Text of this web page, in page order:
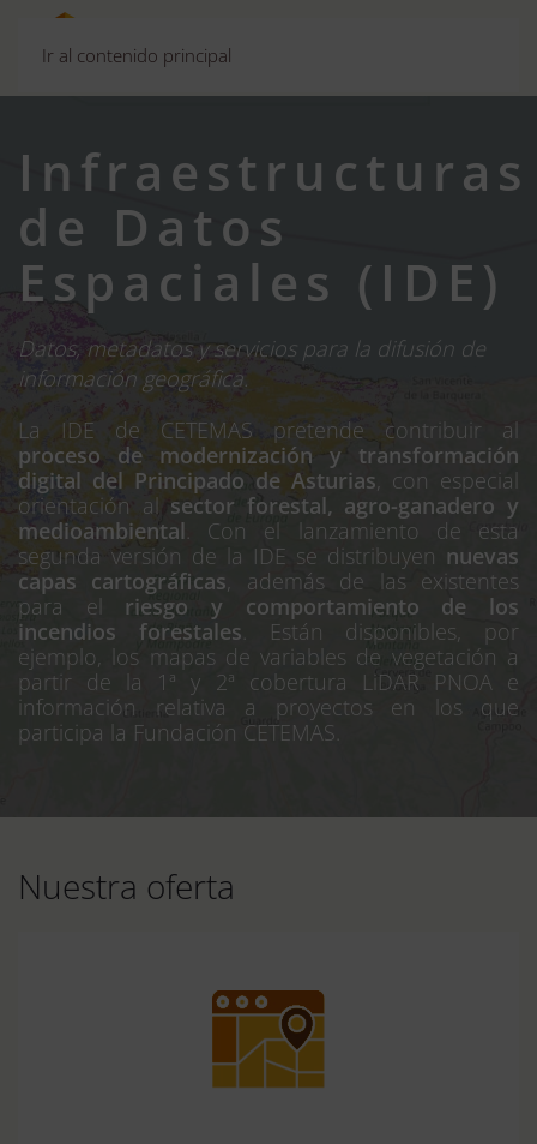
Ir al contenido principal
Infraestructuras
de Datos
Espaciales (IDE)
Datos, metadatos y servicios para la difusión de
información geográfica.
La IDE de CETEMAS pretende contribuir al
proceso de modernización y transformación
digital del Principado de Asturias, con especial
orientación al sector forestal, agro-ganadero y
medioambiental. Con el lanzamiento de esta
segunda versión de la IDE se distribuyen nuevas
capas cartográficas, además de las existentes
para el riesgo y comportamiento de los
incendios forestales. Están disponibles, por
ejemplo, los mapas de variables de vegetación a
partir de la 1ª y 2ª cobertura LiDAR PNOA e
información relativa a proyectos en los que
participa la Fundación CETEMAS.
Nuestra oferta